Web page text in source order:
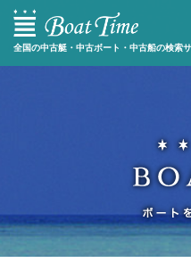
全国の中古艇・中古ボート・中古船の検索